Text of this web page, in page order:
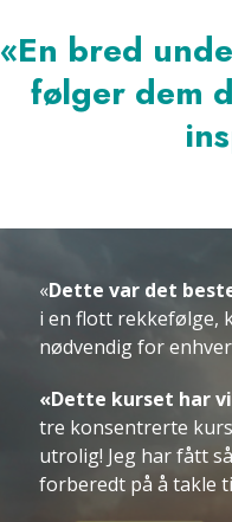
«En bred
følger dem
«Dette var det
i en flott rekkefølge,
nødvendig for
«Dette kurset har
tre konsentrerte
utrolig! Jeg har fått
forberedt på å takle